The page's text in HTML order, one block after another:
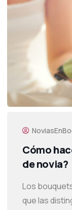
Cómo
de novia?
Los
que las